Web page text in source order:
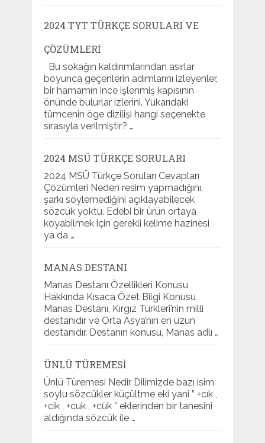
2024 TYT TÜRKÇE SORULARI VE
ÇÖZÜMLERI
Bu sokağın kaldırımlarından asırlar
boyunca geçenlerin adımlarını izleyenler,
bir hamamın ince işlenmiş kapısının
önünde bulurlar izlerini. Yukarıdaki
tümcenin öge dizilişi hangi seçenekte
sırasıyla verilmiştir? …
2024 MSÜ TÜRKÇE SORULARI
2024 MSÜ Türkçe Soruları Cevapları
Çözümleri Neden resim yapmadığını,
şarkı söylemediğini açıklayabilecek
sözcük yoktu. Edebi bir ürün ortaya
koyabilmek için gerekli kelime hazinesi
ya da …
MANAS DESTANI
Manas Destanı Özellikleri Konusu
Hakkında Kısaca Özet Bilgi Konusu
Manas Destanı, Kırgız Türkleri’nin milli
destanıdır ve Orta Asya’nın en uzun
destanıdır. Destanın konusu, Manas adlı …
ÜNLÜ TÜREMESI
Ünlü Türemesi Nedir Dilimizde bazı isim
soylu sözcükler küçültme eki yani ” +cık ,
+cik , +cuk , +cük ” eklerinden bir tanesini
aldığında sözcük ile …